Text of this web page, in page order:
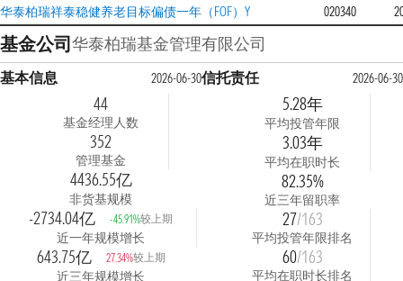
华泰柏瑞祥泰稳健养老目标偏债一年（FOF）Y
020340
基金公司华泰柏瑞基金管理有限公司
基本信息 2026-06-30
44
基金经理人数
352
管理基金
4436.55亿
非货基规模
-2734.04亿 -45.91%较上期
近一年规模增长
643.75亿 27.34%较上期
近三年规模增长
信托责任 2026-06-30
5.28年
平均投管年限
3.03年
平均在职时长
82.35%
近三年留职率
27/163
平均投管年限排名
60/163
平均在职时长排名